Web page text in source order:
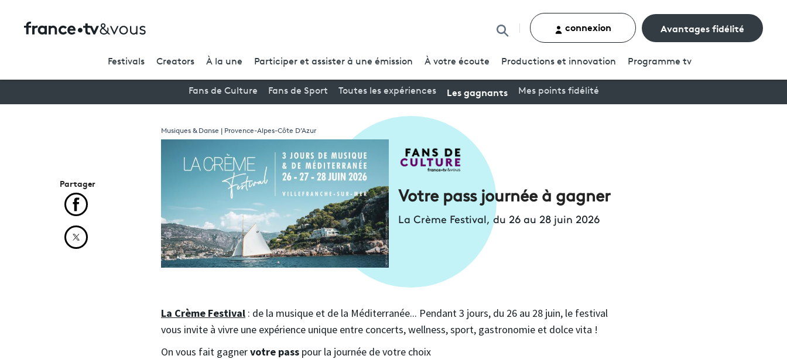
Rechercher un contenu
connexion Avantages fidélité
Festivals Creators À la une Participer et assister à une émission À votre écoute Productions et innovation Programme tv
Fans de Culture Fans de Sport Toutes les expériences Les gagnants Mes points fidélité
Musiques & Danse | Provence-Alpes-Côte D’Azur
Votre pass journée à gagner
La Crème Festival, du 26 au 28 juin 2026
La Crème Festival : de la musique et de la Méditerranée... Pendant 3 jours, du 26 au 28 juin, le festival
vous invite à vivre une expérience unique entre concerts, wellness, sport, gastronomie et dolce vita !
On vous fait gagnervotre pass pour la journée de votre choix
Partager
Partager cet article sur Facebook
Partager cet article sur X